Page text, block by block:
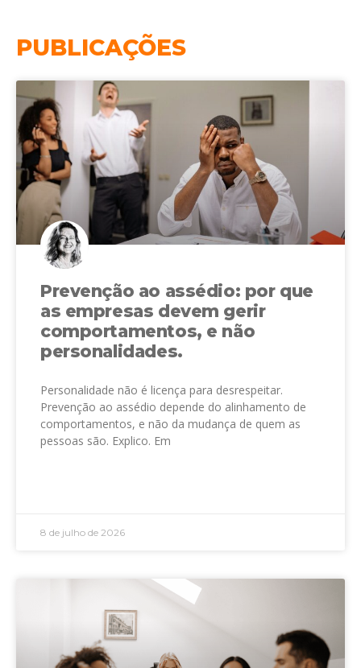
PUBLICAÇÕES
Prevenção ao assédio: por que
as empresas devem gerir
comportamentos, e não
personalidades.
Personalidade não é licença para desrespeitar.
Prevenção ao assédio depende do alinhamento de
comportamentos, e não da mudança de quem as
pessoas são. Explico. Em
8 de julho de 2026